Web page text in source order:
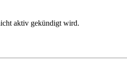
aktiv gekündigt wird.